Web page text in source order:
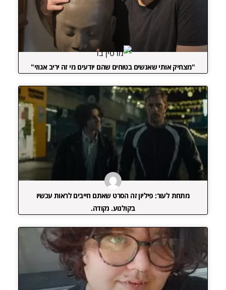
"מצחיק אותי שאנשים בטוחים שהם יודעים מי זה יריב אגוזי"
מתחת לעור: פיליון זה הסרט שאתם חייבים לראות עכשיו
בקולנוע. נקודה.